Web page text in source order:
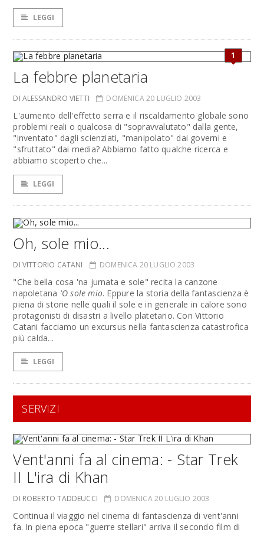
LEGGI
1
La febbre planetaria
DI ALESSANDRO VIETTI DOMENICA 20 LUGLIO 2003
L'aumento dell'effetto serra e il riscaldamento globale sono
problemi reali o qualcosa di "sopravvalutato" dalla gente,
"inventato" dagli scienziati, "manipolato" dai governi e
"sfruttato" dai media? Abbiamo fatto qualche ricerca e
abbiamo scoperto che...
LEGGI
Oh, sole mio...
DI VITTORIO CATANI DOMENICA 20 LUGLIO 2003
"Che bella cosa 'na jurnata e sole" recita la canzone
napoletana 'O sole mio. Eppure la storia della fantascienza è
piena di storie nelle quali il sole e in generale in calore sono
protagonisti di disastri a livello platetario. Con Vittorio
Catani facciamo un excursus nella fantascienza catastrofica
più calda...
LEGGI
SERVIZI
Vent'anni fa al cinema: - Star Trek
II L'ira di Khan
DI ROBERTO TADDEUCCI DOMENICA 20 LUGLIO 2003
Continua il viaggio nel cinema di fantascienza di vent'anni
fa. In piena epoca "guerre stellari" arriva il secondo film di